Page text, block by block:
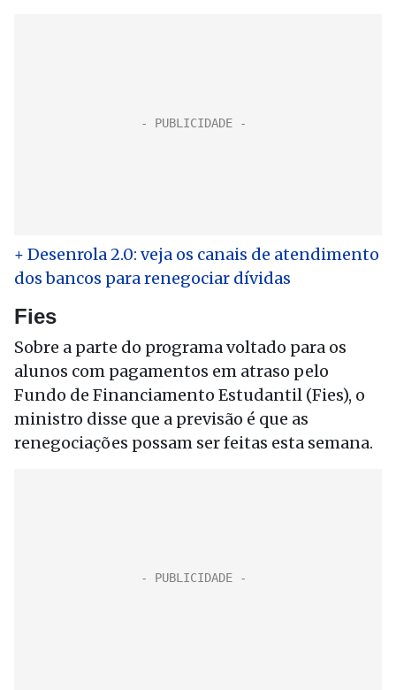
+ Desenrola 2.0: veja os canais de atendimento
dos bancos para renegociar dívidas
Fies
Sobre a parte do programa voltado para os
alunos com pagamentos em atraso pelo
Fundo de Financiamento Estudantil (Fies), o
ministro disse que a previsão é que as
renegociações possam ser feitas esta semana.